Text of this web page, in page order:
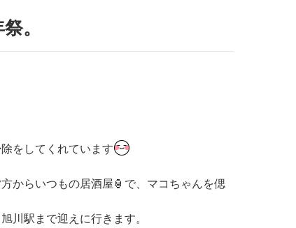
。
をしてくれています
からいつもの居酒屋🏮で、マコちゃんを偲
川駅まで迎えに行きます。